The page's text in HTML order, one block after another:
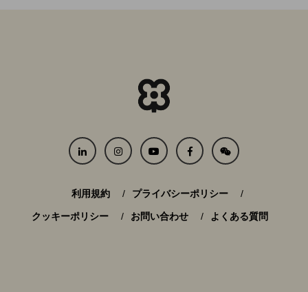
利用規約 プライバシーポリシー
クッキーポリシー お問い合わせ よくある質問